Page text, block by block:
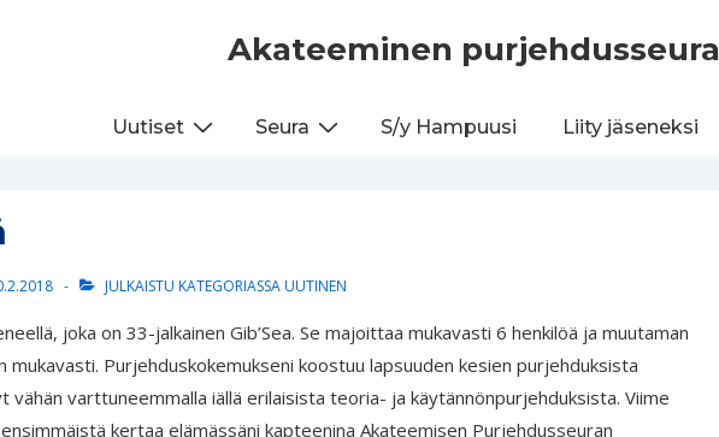
Akateeminen purjehdusseura
Päänavigaatio
Uutiset Seura S/y Hampuusi Liity jäseneksi
JULKAISTU KATEGORIASSAUUTINEN
joka on 33-jalkainen Gib’Sea. Se majoittaa mukavasti 6 henkilöä ja muutaman
mukavasti. Purjehduskokemukseni koostuu lapsuuden kesien purjehduksista
vähän varttuneemmalla iällä erilaisista teoria- ja käytännönpurjehduksista. Viime
kertaa elämässäni kapteenina Akateemisen Purjehdusseuran